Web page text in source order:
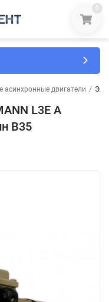
0
асинхронные двигатели /
L3E A
В35